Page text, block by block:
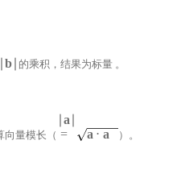
b∣ 的乘积，结果为标量 。
向量模长（
a
=
a ⋅ a ）。